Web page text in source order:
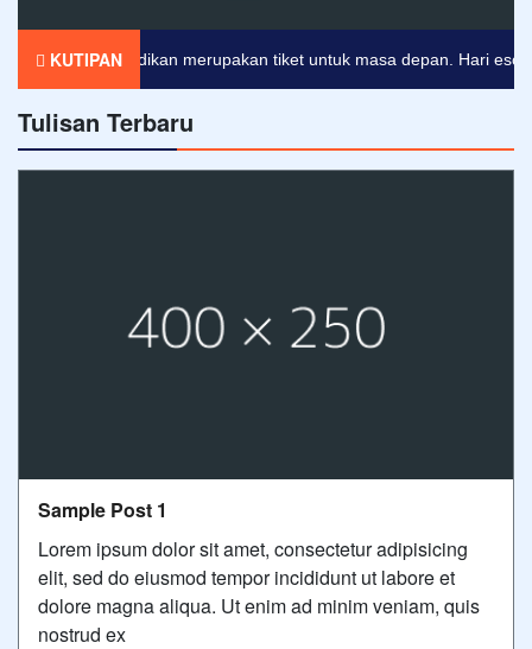
KUTIPAN
Pendidikan merupakan tiket untuk masa depan. Hari esok
Tulisan Terbaru
Sample Post 1
Lorem ipsum dolor sit amet, consectetur adipisicing
elit, sed do eiusmod tempor incididunt ut labore et
dolore magna aliqua. Ut enim ad minim veniam, quis
nostrud ex